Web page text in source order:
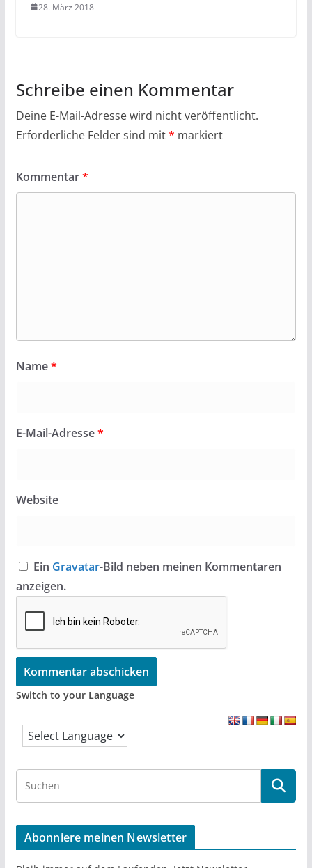
28. März 2018
Schreibe einen Kommentar
Deine E-Mail-Adresse wird nicht veröffentlicht.
Erforderliche Felder sind mit* markiert
Kommentar*
Name*
E-Mail-Adresse*
Website
Ein Gravatar-Bild neben meinen Kommentaren
anzeigen.
Switch to your Language
r
c
h
Abonniere meinen Newsletter